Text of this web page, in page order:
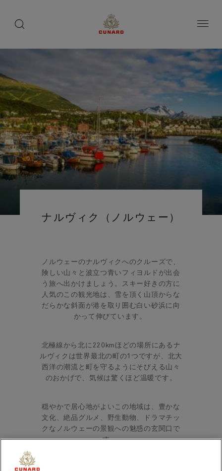
へ
プ
ナルヴィク（ノルウェー）
ノルウェーのナルヴィクへのクルーズで、
険しい山々と波立つ青いフィヨルドが出会
う旅へ出かけましょう。スキー好きの方に
人気のこの観光地は、雪を頂く山頂からな
だらかな斜面が港を取り囲む白い砂浜に向
かって伸びています。
北極線から北に220kmほどの場所にあるナ
ルヴィクは世界最北の町の1つですが、北大
西洋の潮流と町を守るようにそびえる山々
のおかげで、気候は驚くほど温暖です。
穏やかで居心地がよいこの地域は、豊かな
文化、絶品グルメ、野生動物、ドラマチッ
クなノルウェーの景観への魅惑の玄関口で
す。